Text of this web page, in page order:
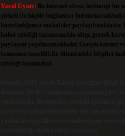
Yasal Uyarı: Bu internet sitesi, herhangi bir
şirketi ile hiçbir bağlantısı
hazırladığımız makaleler
haber niteliği taşımamakta olup, gerçek
paylaşım yapılmamaktadır. Gerçek kurum
tamamen tesadüfidir. Sitemizdeki bilgiler
niteliği taşımazlar.
Sitemiz, 5651 Sayılı Kanun gereğince Bilgi
Kurumu (BTK) tarafından onaylanmış bir
vermektedir. Bu nedenle, sitedeki içerikleri
araştırma yükümlülüğümüz
yazdıkları içeriklerin sorumluluğunu
sorumluluğu kabul etmiş sayılırlar.